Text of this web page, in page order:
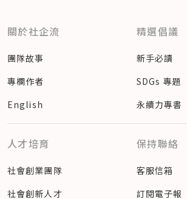
關於社企流
團隊故事
專欄作者
English
精選倡議
新手必讀
SDGs 專題
永續力專書
人才培育
社會創業團隊
社會創新人才
保持聯絡
客服信箱
訂閱電子報